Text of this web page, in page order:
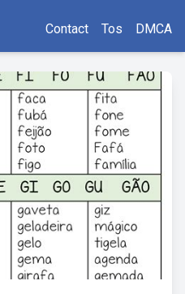
Contact Tos DMCA